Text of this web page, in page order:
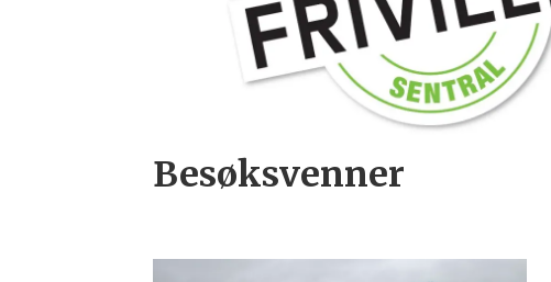
Besøksvenner